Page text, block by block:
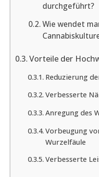
durchgeführt?
Wie wendet
Vorteile der
Reduzierung
Verbesserte
Anregung des
Vorbeugung
Wurzelfäule
Verbesserte